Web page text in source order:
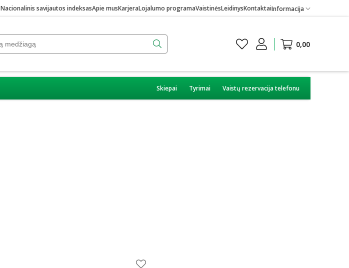
Nacionalinis savijautos indeksasApie musKarjeraLojalumo programaVaistinėsLeidinysKontaktaiInformacija
0,00
Skiepai Tyrimai Vaistų rezervacija telefonu